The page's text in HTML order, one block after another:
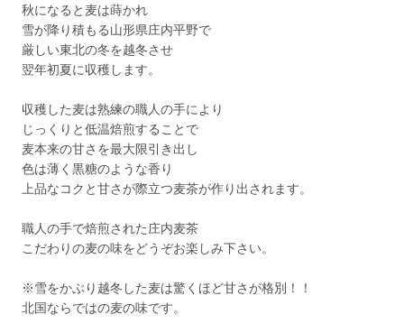
秋になると麦は蒔かれ
雪が降り積もる山形県庄内平野で
厳しい東北の冬を越冬させ
翌年初夏に収穫します。
収穫した麦は熟練の職人の手により
じっくりと低温焙煎することで
麦本来の甘さを最大限引き出し
色は薄く黒糖のような香り
上品なコクと甘さが際立つ麦茶が作り出されます。
職人の手で焙煎された庄内麦茶
こだわりの麦の味をどうぞお楽しみ下さい。
※雪をかぶり越冬した麦は驚くほど甘さが格別！！
北国ならではの麦の味です。